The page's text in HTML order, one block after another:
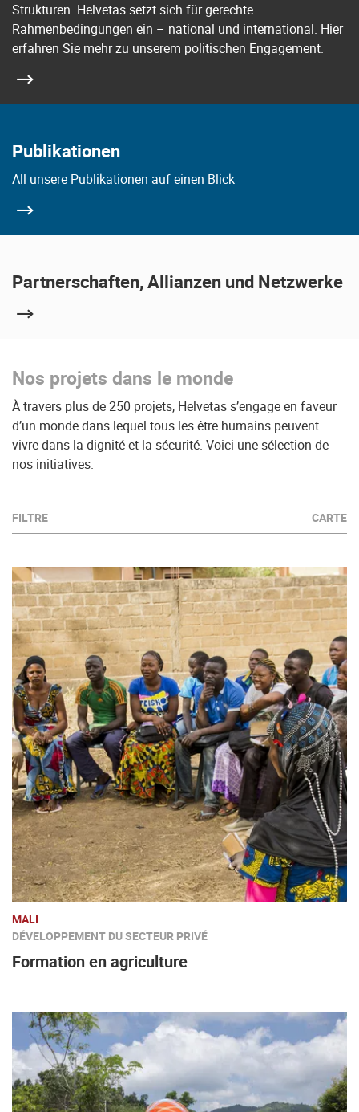
Strukturen. Helvetas setzt sich für gerechte
Rahmenbedingungen ein – national und international. Hier
erfahren Sie mehr zu unserem politischen Engagement.
Publikationen
All unsere Publikationen auf einen Blick
Partnerschaften, Allianzen und Netzwerke
Nos projets dans le monde
À travers plus de 250 projets, Helvetas s’engage en faveur
d’un monde dans lequel tous les être humains peuvent
vivre dans la dignité et la sécurité. Voici une sélection de
nos initiatives.
FILTRE CARTE
MALI
DÉVELOPPEMENT DU SECTEUR PRIVÉ
Formation en agriculture